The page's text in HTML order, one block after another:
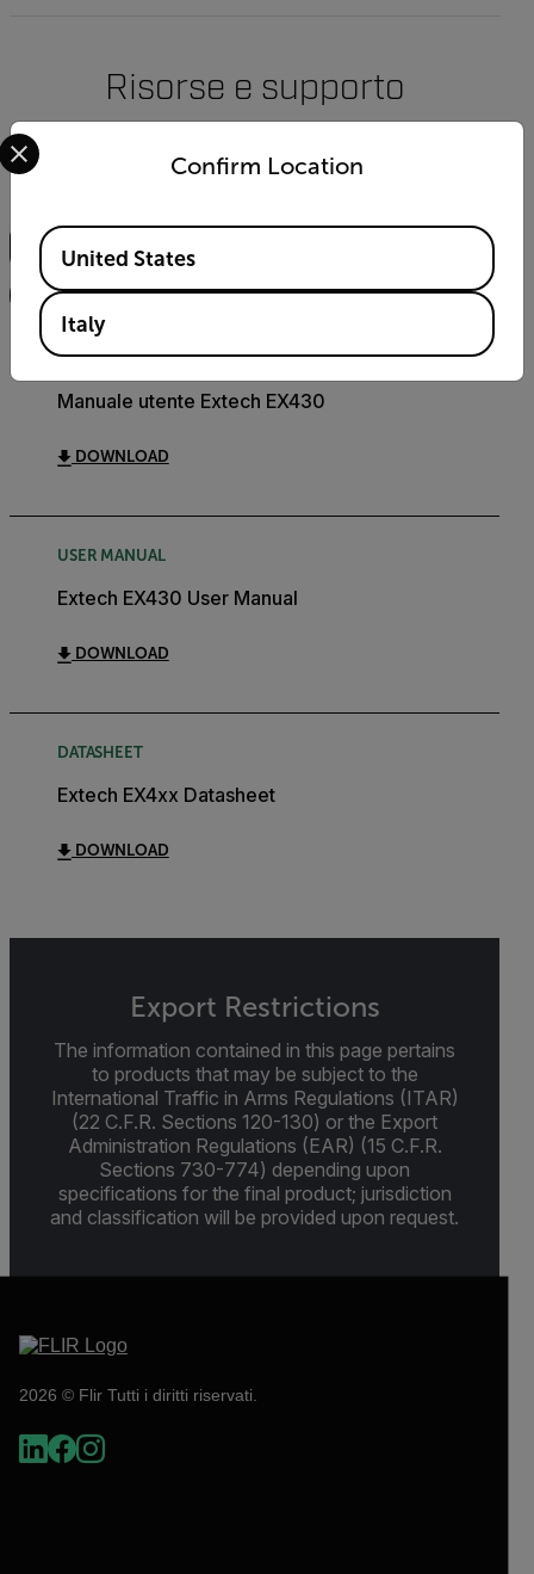
Risorse e supporto
FILTRO
USER MANUAL
Manuale utente Extech EX430
DOWNLOAD
USER MANUAL
Extech EX430 User Manual
DOWNLOAD
DATASHEET
Extech EX4xx Datasheet
DOWNLOAD
Export Restrictions
The information contained in this page pertains
to products that may be subject to the
International Traffic in Arms Regulations (ITAR)
(22 C.F.R. Sections 120-130) or the Export
Administration Regulations (EAR) (15 C.F.R.
Sections 730-774) depending upon
specifications for the final product; jurisdiction
and classification will be provided upon request.
2026 © Flir Tutti i diritti riservati.
Confirm Location
Select your preferred country and language from the
Available Locations
United States
Italy